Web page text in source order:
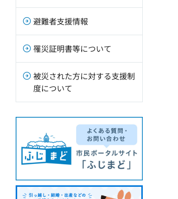
避難者支援情報
罹災証明書等について
被災された方に対する支援制
度について